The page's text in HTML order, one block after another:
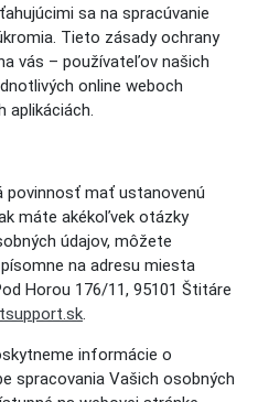
sa na spracúvanie
Tieto zásady ochrany
vás – používateľov našich
online weboch
aplikáciách.
povinnosť mať ustanovenú
máte akékoľvek otázky
údajov, môžete
na adresu miesta
Horou 176/11, 95101 Štitáre
informácie o
spracovania Vašich osobných